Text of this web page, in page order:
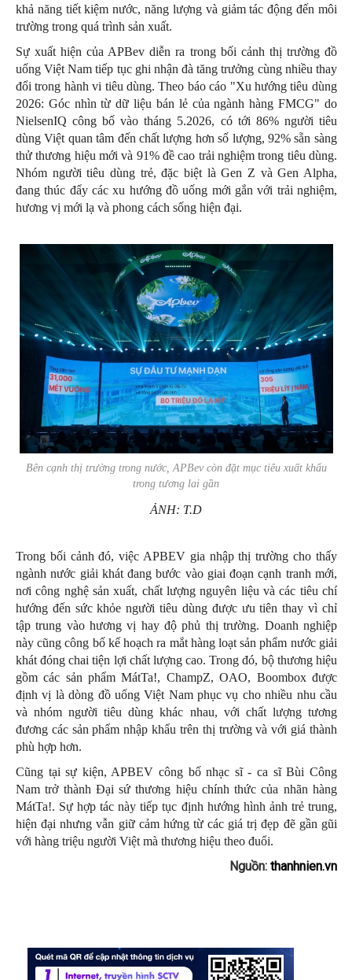
khả năng tiết kiệm nước, năng lượng và giảm tác động đến môi
trường trong quá trình sản xuất.
Sự xuất hiện của APBev diễn ra trong bối cảnh thị trường đồ
uống Việt Nam tiếp tục ghi nhận đà tăng trưởng cùng nhiều thay
đổi trong hành vi tiêu dùng. Theo báo cáo "Xu hướng tiêu dùng
2026: Góc nhìn từ dữ liệu bán lẻ của ngành hàng FMCG" do
NielsenIQ công bố vào tháng 5.2026, có tới 86% người tiêu
dùng Việt quan tâm đến chất lượng hơn số lượng, 92% sẵn sàng
thử thương hiệu mới và 91% đề cao trải nghiệm trong tiêu dùng.
Nhóm người tiêu dùng trẻ, đặc biệt là Gen Z và Gen Alpha,
đang thúc đẩy các xu hướng đồ uống mới gắn với trải nghiệm,
hương vị mới lạ và phong cách sống hiện đại.
Bên cạnh thị trường trong nước, APBev còn đặt mục tiêu xuất khẩu
trong tương lai gần
ẢNH: T.D
Trong bối cảnh đó, việc APBEV gia nhập thị trường cho thấy
ngành nước giải khát đang bước vào giai đoạn cạnh tranh mới,
nơi công nghệ sản xuất, chất lượng nguyên liệu và các tiêu chí
hướng đến sức khỏe người tiêu dùng được ưu tiên thay vì chỉ
tập trung vào hương vị hay độ phủ thị trường. Doanh nghiệp
này cũng công bố kế hoạch ra mắt hàng loạt sản phẩm nước giải
khát đóng chai tiện lợi chất lượng cao. Trong đó, bộ thương hiệu
gồm các sản phẩm MátTa!, ChampZ, OAO, Boombox được
định vị là dòng đồ uống Việt Nam phục vụ cho nhiều nhu cầu
và nhóm người tiêu dùng khác nhau, với chất lượng tương
đương các sản phẩm nhập khẩu trên thị trường và với giá thành
phù hợp hơn.
Cũng tại sự kiện, APBEV công bố nhạc sĩ - ca sĩ Bùi Công
Nam trở thành Đại sứ thương hiệu chính thức của nhãn hàng
MátTa!. Sự hợp tác này tiếp tục định hướng hình ảnh trẻ trung,
hiện đại nhưng vẫn giữ cảm hứng từ các giá trị đẹp đẽ gần gũi
với hàng triệu người Việt mà thương hiệu theo đuổi.
Nguồn: thanhnien.vn